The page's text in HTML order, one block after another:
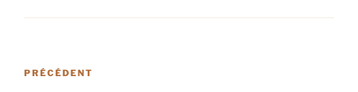
Navigation
Article
PRÉCÉDENT